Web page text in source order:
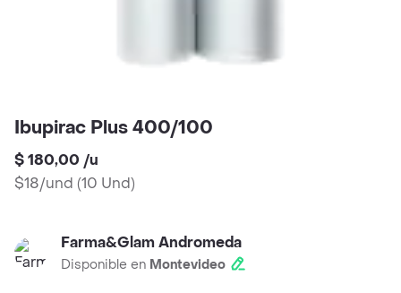
Ibupirac Plus 400/100
$ 180,00 /u
$18/und (10 Und)
Farma&Glam Andromeda
Disponible en Montevideo